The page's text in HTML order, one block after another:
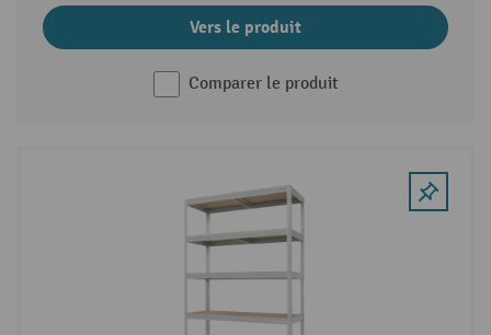
Vers le produit
Comparer le produit